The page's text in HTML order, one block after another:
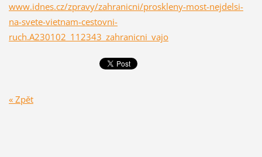
www.idnes.cz/zpravy/zahranicni/proskleny-most-nejdelsi-
na-svete-vietnam-cestovni-
ruch.A230102_112343_zahranicni_vajo
« Zpět